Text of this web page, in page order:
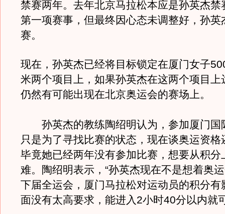
禁赛两年。去年北京马拉松本应是孙英杰禁
第一项赛事，但最终因心态未调整好，孙英
赛。
现在，孙英杰已经将目标锁定在厦门女子
米两个项目上，如果孙英杰在这两个项目上
仍然有可能出现在北京奥运会的赛场上。
孙英杰的教练陶绍明认为，参加厦门国
只是为了寻找比赛的状态，现在谈奥运资格
毕竟她已经两年没有参加比赛，想要从积分
难。陶绍明表示，“孙英杰现在不是想着奥
下届全运会，厦门马拉松对运动员的积分有
面没有太高要求，能进入2小时40分以内就